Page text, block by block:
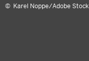
© Karel Noppe/Adobe Stock